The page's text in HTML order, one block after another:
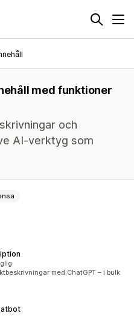
med funktioner
och
AI-verktyg som
med ChatGPT – i bulk